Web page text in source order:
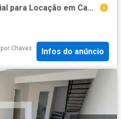
Casa / Sobrado Comercial para Locação em Campos dos Goytacazes/RJ Parque Tamandaré
por Chaves
Infos do anúncio